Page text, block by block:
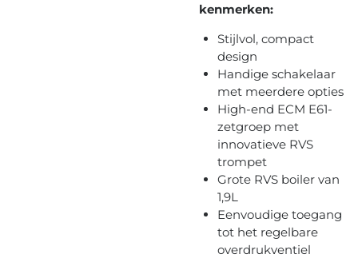
kenmerken:
Stijlvol, compact
design
Handige schakelaar
met meerdere opties
High-end ECM E61-
zetgroep met
innovatieve RVS
trompet
Grote RVS boiler van
1,9L
Eenvoudige toegang
tot het regelbare
overdrukventiel